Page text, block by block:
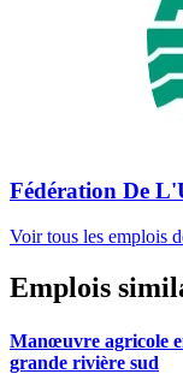
Fédération De
Voir tous les emplois
Emplois
Manœuvre agricole
grande rivière sud